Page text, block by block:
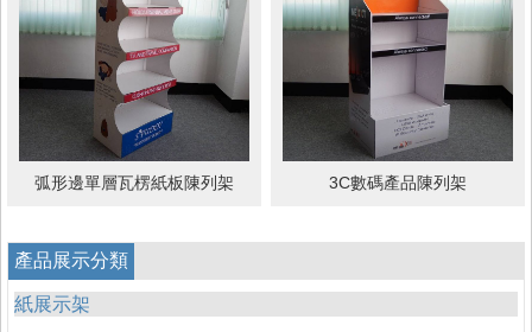
弧形邊單層瓦楞紙板陳列架 3C數碼產品陳列架
產品展示分類
紙展示架